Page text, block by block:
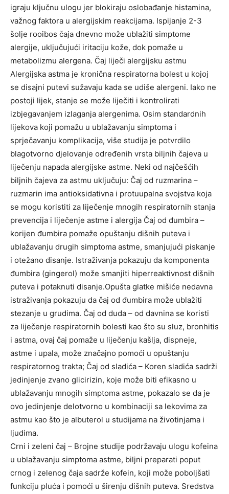
igraju ključnu ulogu jer blokiraju oslobađanje histamina,
važnog faktora u alergijskim reakcijama. Ispijanje 2-3
šolje rooibos čaja dnevno može ublažiti simptome
alergije, uključujući iritaciju kože, dok pomaže u
metabolizmu alergena. Čaj liječi alergijsku astmu
Alergijska astma je kronična respiratorna bolest u kojoj
se disajni putevi sužavaju kada se udiše alergeni. Iako ne
postoji lijek, stanje se može liječiti i kontrolirati
izbjegavanjem izlaganja alergenima. Osim standardnih
lijekova koji pomažu u ublažavanju simptoma i
sprječavanju komplikacija, više studija je potvrdilo
blagotvorno djelovanje određenih vrsta biljnih čajeva u
liječenju napada alergijske astme. Neki od najčešćih
biljnih čajeva za astmu uključuju: Čaj od ruzmarina –
ruzmarin ima antioksidativna i protuupalna svojstva koja
se mogu koristiti za liječenje mnogih respiratornih stanja
prevencija i liječenje astme i alergija Čaj od đumbira –
korijen đumbira pomaže opuštanju dišnih puteva i
ublažavanju drugih simptoma astme, smanjujući piskanje
i otežano disanje. Istraživanja pokazuju da komponenta
đumbira (gingerol) može smanjiti hiperreaktivnost dišnih
puteva i potaknuti disanje.Opušta glatke mišiće nedavna
istraživanja pokazuju da čaj od đumbira može ublažiti
stezanje u grudima. Čaj od duda – od davnina se koristi
za liječenje respiratornih bolesti kao što su sluz, bronhitis
i astma, ovaj čaj pomaže u liječenju kašlja, dispneje,
astme i upala, može značajno pomoći u opuštanju
respiratornog trakta; Čaj od sladića – Koren sladića sadrži
jedinjenje zvano glicirizin, koje može biti efikasno u
ublažavanju mnogih simptoma astme, pokazalo se da je
ovo jedinjenje delotvorno u kombinaciji sa lekovima za
astmu kao što je albuterol u studijama na životinjama i
ljudima.
Crni i zeleni čaj – Brojne studije podržavaju ulogu kofeina
u ublažavanju simptoma astme, biljni preparati poput
crnog i zelenog čaja sadrže kofein, koji može poboljšati
funkciju pluća i pomoći u širenju dišnih puteva. Sredstva